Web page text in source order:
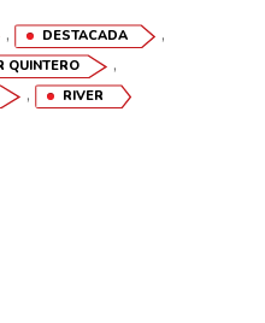
, DESTACADA ,
QUINTERO ,
, RIVER